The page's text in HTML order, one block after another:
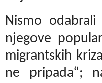
Nismo
njegove
migrantskih
ne pripada“;